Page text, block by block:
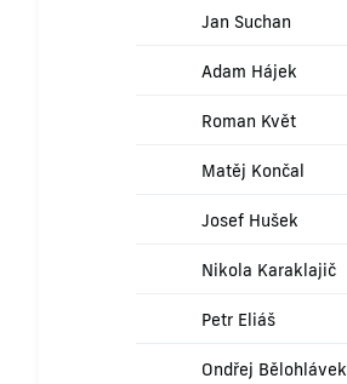
Jan Suchan
Adam Hájek
Roman Květ
Matěj Končal
Josef Hušek
Nikola Karaklajič
Petr Eliáš
Ondřej Bělohlávek